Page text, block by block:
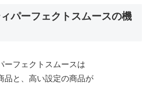
パーフェクトスムースの機
ーフェクトスムースは
品と、高い設定の商品が